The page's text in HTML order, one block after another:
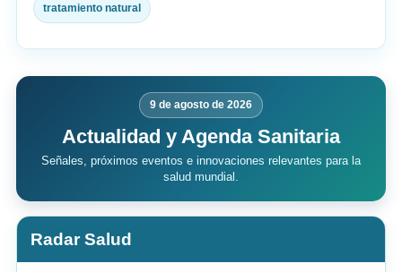
tratamiento natural
9 de agosto de 2026
Actualidad y Agenda Sanitaria
Señales, próximos eventos e innovaciones relevantes para la
salud mundial.
Radar Salud